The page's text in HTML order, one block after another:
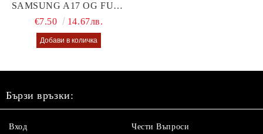
SAMSUNG A17 OG FULL
GLUE GLASS
€7.50 14.67лв.
Бързи връзки:
Вход Чести Въпроси